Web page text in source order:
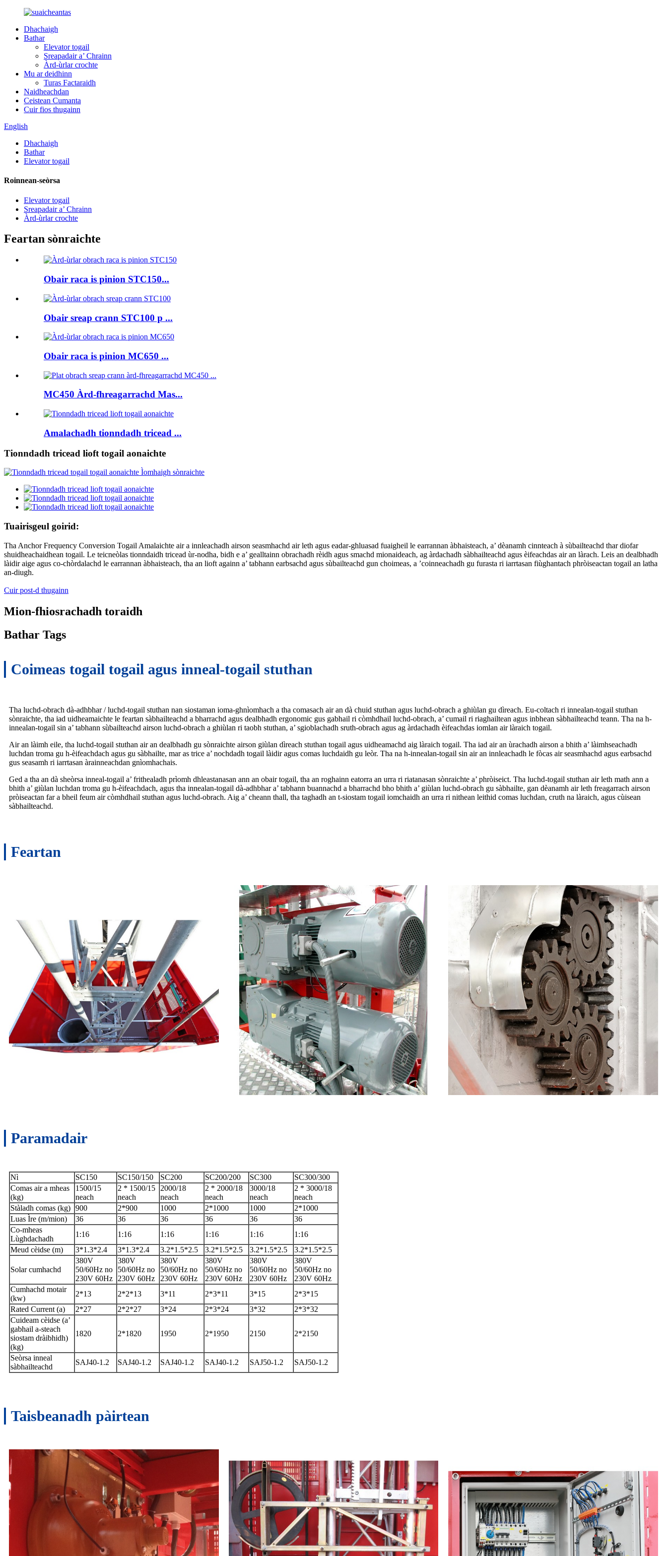
Dhachaigh
Bathar
Elevator togail
Sreapadair a’ Chrainn
Àrd-ùrlar crochte
Mu ar deidhinn
Turas Factaraidh
Naidheachdan
Ceistean Cumanta
Cuir fios thugainn
English
Dhachaigh
Bathar
Elevator togail
Roinnean-seòrsa
Elevator togail
Sreapadair a’ Chrainn
Àrd-ùrlar crochte
Feartan sònraichte
Obair raca is pinion STC150...
Obair sreap crann STC100 p ...
Obair raca is pinion MC650 ...
MC450 Àrd-fhreagarrachd Mas...
Amalachadh tionndadh tricead ...
Tionndadh tricead lioft togail aonaichte
Tuairisgeul goirid:
Tha Anchor Frequency Conversion Togail Amalaichte air a innleachadh airson seasmhachd air leth agus eadar-ghluasad fuaigheil le earrannan àbhaisteach, a’ dèanamh cinnteach à sùbailteachd thar diofar
shuidheachaidhean togail. Le teicneòlas tionndaidh tricead ùr-nodha, bidh e a’ gealltainn obrachadh rèidh agus smachd mionaideach, ag àrdachadh sàbhailteachd agus èifeachdas air an làrach. Leis an dealbhadh
làidir aige agus co-chòrdalachd le earrannan àbhaisteach, tha an lioft againn a’ tabhann earbsachd agus sùbailteachd gun choimeas, a ’coinneachadh gu furasta ri iarrtasan fiùghantach phròiseactan togail an latha
an-diugh.
Cuir post-d thugainn
Mion-fhiosrachadh toraidh
Bathar Tags
Coimeas togail togail agus inneal-togail stuthan
Tha luchd-obrach dà-adhbhar / luchd-togail stuthan nan siostaman ioma-ghnìomhach a tha comasach air an dà chuid stuthan agus luchd-obrach a ghiùlan gu dìreach. Eu-coltach ri innealan-togail stuthan
sònraichte, tha iad uidheamaichte le feartan sàbhailteachd a bharrachd agus dealbhadh ergonomic gus gabhail ri còmhdhail luchd-obrach, a’ cumail ri riaghailtean agus inbhean sàbhailteachd teann. Tha na h-
innealan-togail sin a’ tabhann sùbailteachd airson luchd-obrach a ghiùlan ri taobh stuthan, a’ sgioblachadh sruth-obrach agus ag àrdachadh èifeachdas iomlan air làraich togail.
Air an làimh eile, tha luchd-togail stuthan air an dealbhadh gu sònraichte airson giùlan dìreach stuthan togail agus uidheamachd aig làraich togail. Tha iad air an ùrachadh airson a bhith a’ làimhseachadh
luchdan troma gu h-èifeachdach agus gu sàbhailte, mar as trice a’ nochdadh togail làidir agus comas luchdaidh gu leòr. Tha na h-innealan-togail sin air an innleachadh le fòcas air seasmhachd agus earbsachd
gus seasamh ri iarrtasan àrainneachdan gnìomhachais.
Ged a tha an dà sheòrsa inneal-togail a’ frithealadh prìomh dhleastanasan ann an obair togail, tha an roghainn eatorra an urra ri riatanasan sònraichte a’ phròiseict. Tha luchd-togail stuthan air leth math ann a
bhith a’ giùlan luchdan troma gu h-èifeachdach, agus tha innealan-togail dà-adhbhar a’ tabhann buannachd a bharrachd bho bhith a’ giùlan luchd-obrach gu sàbhailte, gan dèanamh air leth freagarrach airson
pròiseactan far a bheil feum air còmhdhail stuthan agus luchd-obrach. Aig a’ cheann thall, tha taghadh an t-siostam togail iomchaidh an urra ri nithean leithid comas luchdan, cruth na làraich, agus cùisean
sàbhailteachd.
Feartan
Paramadair
Nì SC150 SC150/150 SC200 SC200/200 SC300
SC300/300
Comas air a mheas
(kg)
1500/15
neach
2 * 1500/15
neach
2000/18
neach
2 * 2000/18
neach
3000/18
neach
2 * 3000/18
neach
Stàladh comas (kg) 900 2*900 1000 2*1000 1000
2*1000
Luas Ìre (m/mion)
36 36 36 36 36
36
Co-mheas
Lùghdachadh
1:16 1:16 1:16 1:16 1:16
1:16
Meud cèidse (m)
3*1.3*2.4 3*1.3*2.4 3.2*1.5*2.5 3.2*1.5*2.5 3.2*1.5*2.5 3.2*1.5*2.5
Solar cumhachd
380V
50/60Hz no
230V 60Hz
380V
50/60Hz no
230V 60Hz
380V
50/60Hz no
230V 60Hz
380V
50/60Hz no
230V 60Hz
380V
50/60Hz no
230V 60Hz
380V
50/60Hz no
230V 60Hz
Cumhachd motair
(kw)
2*13 2*2*13 3*11 2*3*11 3*15
2*3*15
Rated Current (a)
2*27 2*2*27 3*24 2*3*24 3*32
2*3*32
Cuideam cèidse (a’
gabhail a-steach
siostam dràibhidh)
(kg)
1820 2*1820 1950 2*1950 2150 2*2150
Seòrsa inneal
sàbhailteachd
SAJ40-1.2 SAJ40-1.2 SAJ40-1.2 SAJ40-1.2 SAJ50-1.2 SAJ50-1.2
Taisbeanadh pàirtean